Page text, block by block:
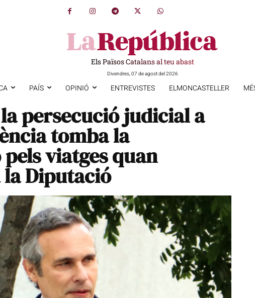
Els Països Catalans al teu abast
Divendres, 07 de agost del 2026
PAÍS OPINIÓ ENTREVISTES ELMONCASTELLER
persecució judicial a
tomba la
viatges quan
Diputació